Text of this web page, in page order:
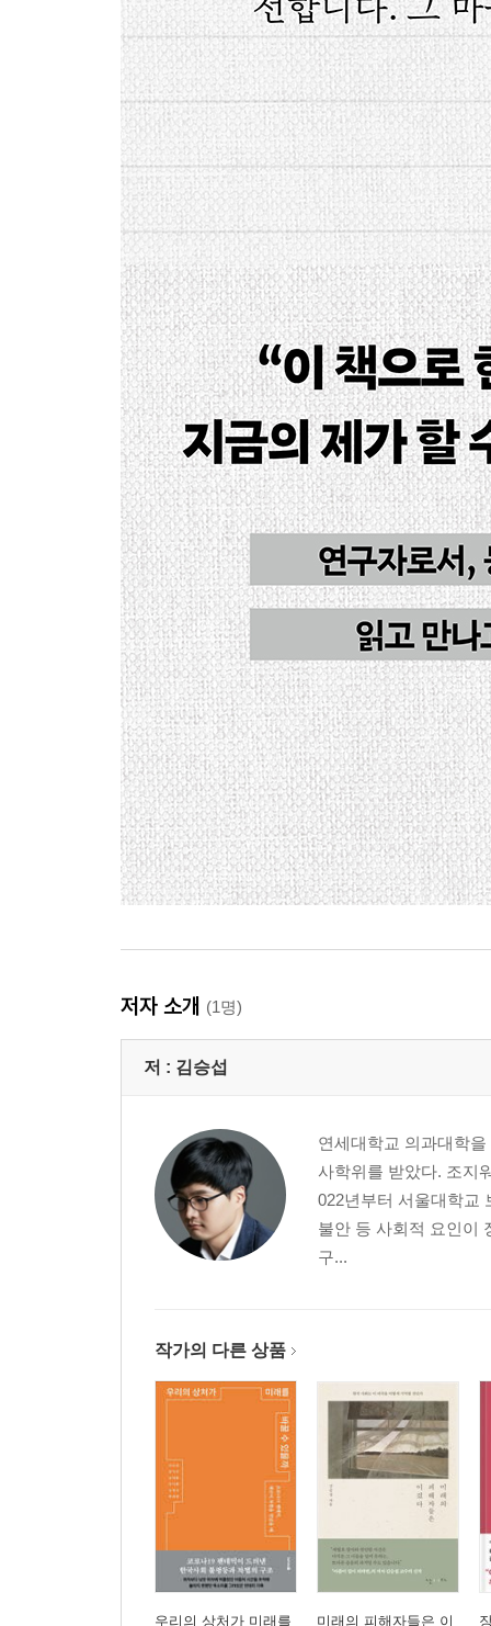
저자 소개 (1명)
저 : 김승섭
연세대학교 의과대학
사학위를 받았다. 조지
022년부터 서울대학교
불안 등 사회적 요인이
구...
작가의 다른 상품
우리의 상처가 미래를 미래의 피해자들은 이